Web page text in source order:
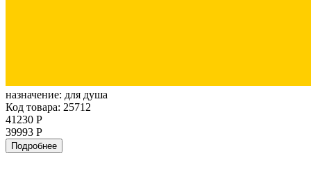
назначение: для душа
Код товара: 25712
41230 Р
39993 Р
Подробнее